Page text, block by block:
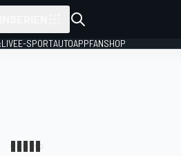
LIVEE-SPORTAUTOAPPFANSHOP